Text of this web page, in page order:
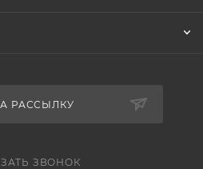
РАССЫЛКУ
ЗВОНОК